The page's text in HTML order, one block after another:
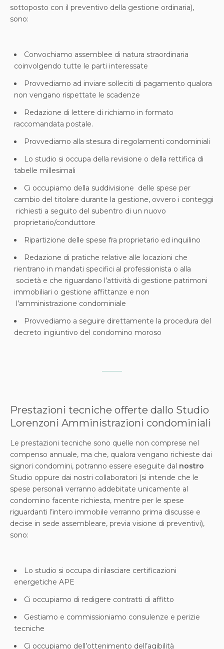
sottoposto con il preventivo della gestione ordinaria),
sono:
Convochiamo assemblee di natura straordinaria
coinvolgendo tutte le parti interessate
Provvediamo ad inviare solleciti di pagamento qualora
non vengano rispettate le scadenze
Redazione di lettere di richiamo in formato
raccomandata postale.
Provvediamo alla stesura di regolamenti condominiali
Lo studio si occupa della revisione o della rettifica di
tabelle millesimali
Ci occupiamo della suddivisione delle spese per
cambio del titolare durante la gestione, ovvero i conteggi
richiesti a seguito del subentro di un nuovo
proprietario/conduttore
Ripartizione delle spese fra proprietario ed inquilino
Redazione di pratiche relative alle locazioni che
rientrano in mandati specifici al professionista o alla
società e che riguardano l’attività di gestione patrimoni
immobiliari o gestione affittanze e non
l’amministrazione condominiale
Provvediamo a seguire direttamente la procedura del
decreto ingiuntivo del condomino moroso
Prestazioni tecniche offerte dallo Studio
Lorenzoni Amministrazioni condominiali
Le prestazioni tecniche sono quelle non comprese nel
compenso annuale, ma che, qualora vengano richieste dai
signori condomini, potranno essere eseguite dal nostro
Studio oppure dai nostri collaboratori (si intende che le
spese personali verranno addebitate unicamente al
condomino facente richiesta, mentre per le spese
riguardanti l’intero immobile verranno prima discusse e
decise in sede assembleare, previa visione di preventivi),
sono:
Lo studio si occupa di rilasciare certificazioni
energetiche APE
Ci occupiamo di redigere contratti di affitto
Gestiamo e commissioniamo consulenze e perizie
tecniche
Ci occupiamo dell’ottenimento dell’agibilità